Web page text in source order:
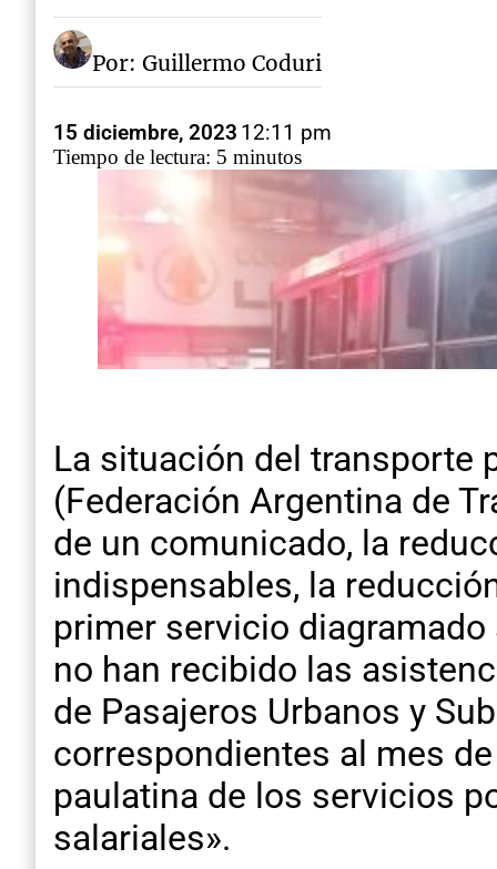
Por: Guillermo Coduri
15 diciembre, 2023 12:11 pm
Tiempo de lectura: 5 minutos
La situación del transporte
(Federación Argentina de
de un comunicado, la
indispensables, la
primer servicio
no han recibido las
de Pasajeros Urbanos y
correspondientes al mes
paulatina de los servicios
salariales».